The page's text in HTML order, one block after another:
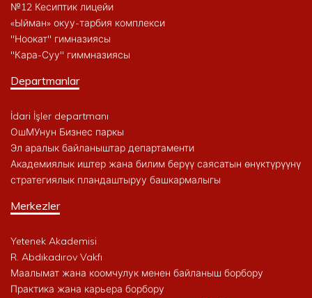
№12 Кесиптик лицейи
«Ыйман» окуу-тарбия комплекси
"Ноокат" гимназиясы
"Кара-Суу" гиммназиясы
Departmanlar
İdari İşler departmanı
ОшМУнун Бизнес паркы
Эл аралык байланыштар департаменти
Академиялык иштер жана билим берүү саясатын өнүктүрүүнү
стратегиялык пландаштыруу башкармалыгы
Merkezler
Yetenek Akademisi
R. Abdıkadırov Vakfı
Маалымат жана коомчулук менен байланыш борбору
Практика жана карьера борбору